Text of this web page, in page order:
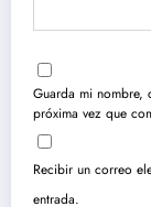
Guarda mi nombre,
próxima vez que
Recibir un correo
entrada.